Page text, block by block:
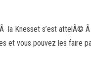
la Knesset s’est attelÃ©
et vous pouvez les faire